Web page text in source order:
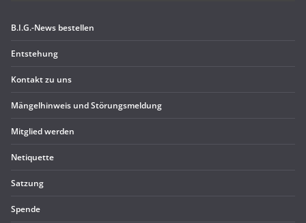
B.I.G.-News bestel­len
Ent­ste­hung
Kon­takt zu uns
Män­gel­hin­weis und Störungsmeldung
Mit­glied werden
Neti­quette
Sat­zung
Spende